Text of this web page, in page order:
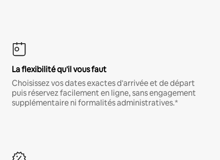
La flexibilité qu'il vous faut
Choisissez vos dates exactes d'arrivée et de départ
puis réservez facilement en ligne, sans engagement
supplémentaire ni formalités administratives.*